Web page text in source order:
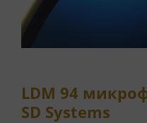
LDM 94
SD Systems